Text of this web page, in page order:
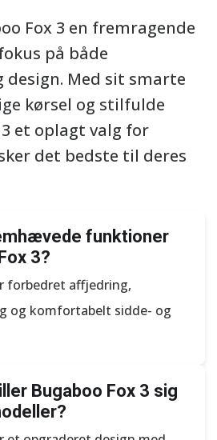
Fox 3 en fremragende
på både
Med sit smarte
kørsel og stilfulde
et oplagt valg for
det bedste til deres
funktioner
3?
forbedret affjedring,
og komfortabelt sidde- og
Bugaboo Fox 3 sig